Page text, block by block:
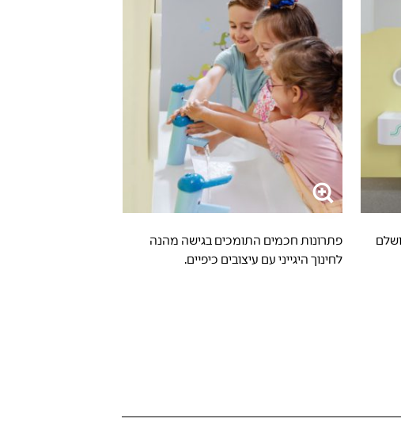
פתרונות חכמים התומכים בגישה מהנה
לחינוך היגייני עם עיצובים כיפיים.